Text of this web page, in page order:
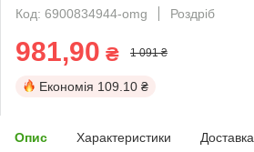
Код: 6900834944-omg
Роздріб
981,90 ₴ 1 091 ₴
Економія 109.10 ₴
Опис Характеристики Доставка